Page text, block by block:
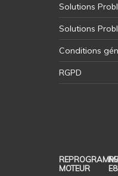
Solutions
Solutions
Conditions
RGPD
MOTEUR